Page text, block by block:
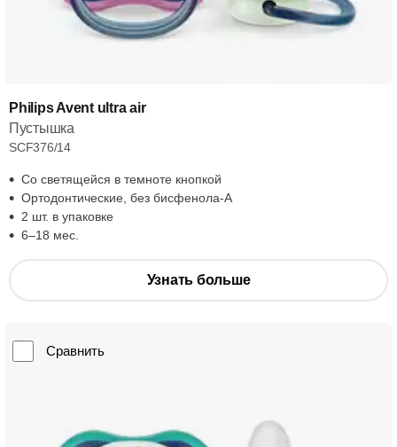
Philips Avent ultra air
Пустышка
SCF376/14
Со светящейся в темноте кнопкой
Ортодонтические, без бисфенола-А
2 шт. в упаковке
6–18 мес.
Узнать больше
Сравнить